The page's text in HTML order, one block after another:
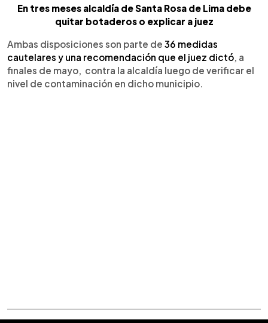
En tres meses alcaldía de Santa Rosa de Lima debe
quitar botaderos o explicar a juez
Ambas disposiciones son parte de 36 medidas
cautelares y una recomendación que el juez dictó, a
finales de mayo, contra la alcaldía luego de verificar el
nivel de contaminación en dicho municipio.